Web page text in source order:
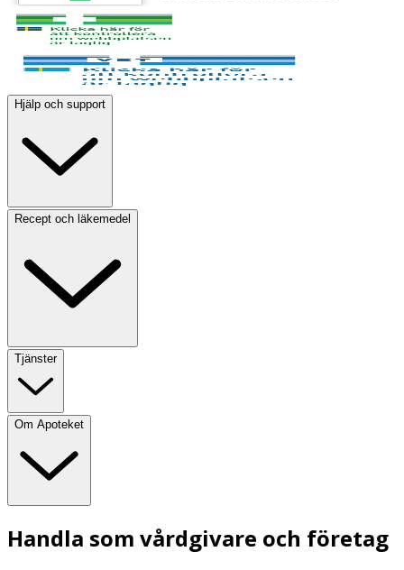
Hjälp och support
Recept och läkemedel
Tjänster
Om Apoteket
Handla som vårdgivare och företag